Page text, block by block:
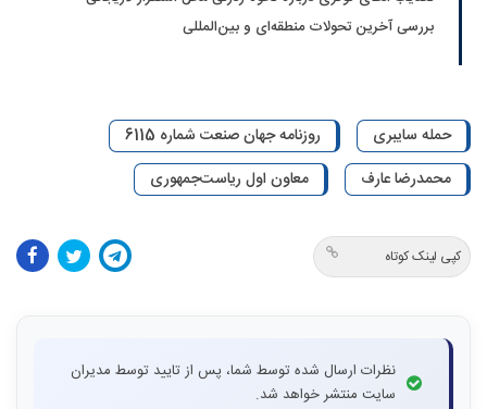
بررسی آخرین تحولات منطقه‌ای و بین‌المللی
حمله سایبری
روزنامه جهان صنعت شماره 6115
محمدرضا عارف
معاون اول ریاست‌جمهوری
کپی لینک کوتاه
نظرات ارسال شده توسط شما، پس از تایید توسط مدیران
سایت منتشر خواهد شد.